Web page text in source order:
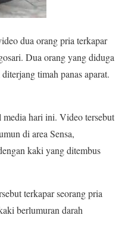
dua orang pria terkapar
Dua orang yang diduga
timah panas aparat.
hari ini. Video tersebut
di area Sensa,
kaki yang ditembus
terkapar seorang pria
berlumuran darah